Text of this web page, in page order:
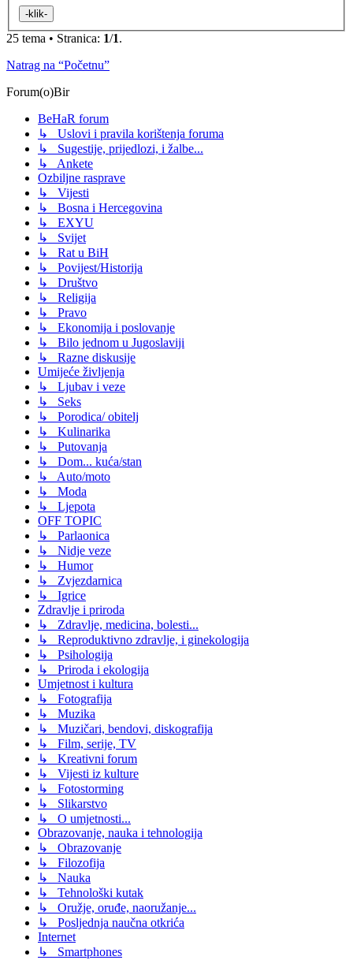
25 tema • Stranica: 1/1.
Natrag na “Početnu”
Forum(o)Bir
BeHaR forum
↳ Uslovi i pravila korištenja foruma
↳ Sugestije, prijedlozi, i žalbe...
↳ Ankete
Ozbiljne rasprave
↳ Vijesti
↳ Bosna i Hercegovina
↳ EXYU
↳ Svijet
↳ Rat u BiH
↳ Povijest/Historija
↳ Društvo
↳ Religija
↳ Pravo
↳ Ekonomija i poslovanje
↳ Bilo jednom u Jugoslaviji
↳ Razne diskusije
Umijeće življenja
↳ Ljubav i veze
↳ Seks
↳ Porodica/ obitelj
↳ Kulinarika
↳ Putovanja
↳ Dom... kuća/stan
↳ Auto/moto
↳ Moda
↳ Ljepota
OFF TOPIC
↳ Parlaonica
↳ Nidje veze
↳ Humor
↳ Zvjezdarnica
↳ Igrice
Zdravlje i priroda
↳ Zdravlje, medicina, bolesti...
↳ Reproduktivno zdravlje, i ginekologija
↳ Psihologija
↳ Priroda i ekologija
Umjetnost i kultura
↳ Fotografija
↳ Muzika
↳ Muzičari, bendovi, diskografija
↳ Film, serije, TV
↳ Kreativni forum
↳ Vijesti iz kulture
↳ Fotostorming
↳ Slikarstvo
↳ O umjetnosti...
Obrazovanje, nauka i tehnologija
↳ Obrazovanje
↳ Filozofija
↳ Nauka
↳ Tehnološki kutak
↳ Oružje, oruđe, naoružanje...
↳ Posljednja naučna otkrića
Internet
↳ Smartphones